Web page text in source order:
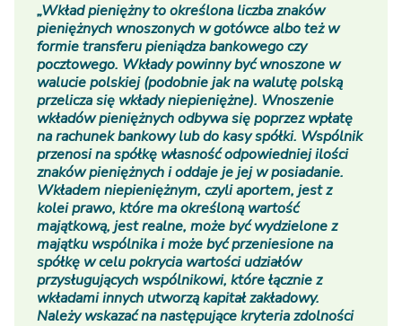
„Wkład pieniężny to określona liczba znaków
pieniężnych wnoszonych w gotówce albo też w
formie transferu pieniądza bankowego czy
pocztowego. Wkłady powinny być wnoszone w
walucie polskiej (podobnie jak na walutę polską
przelicza się wkłady niepieniężne). Wnoszenie
wkładów pieniężnych odbywa się poprzez wpłatę
na rachunek bankowy lub do kasy spółki. Wspólnik
przenosi na spółkę własność odpowiedniej ilości
znaków pieniężnych i oddaje je jej w posiadanie.
Wkładem niepieniężnym, czyli aportem, jest z
kolei prawo, które ma określoną wartość
majątkową, jest realne, może być wydzielone z
majątku wspólnika i może być przeniesione na
spółkę w celu pokrycia wartości udziałów
przysługujących wspólnikowi, które łącznie z
wkładami innych utworzą kapitał zakładowy.
Należy wskazać na następujące kryteria zdolności